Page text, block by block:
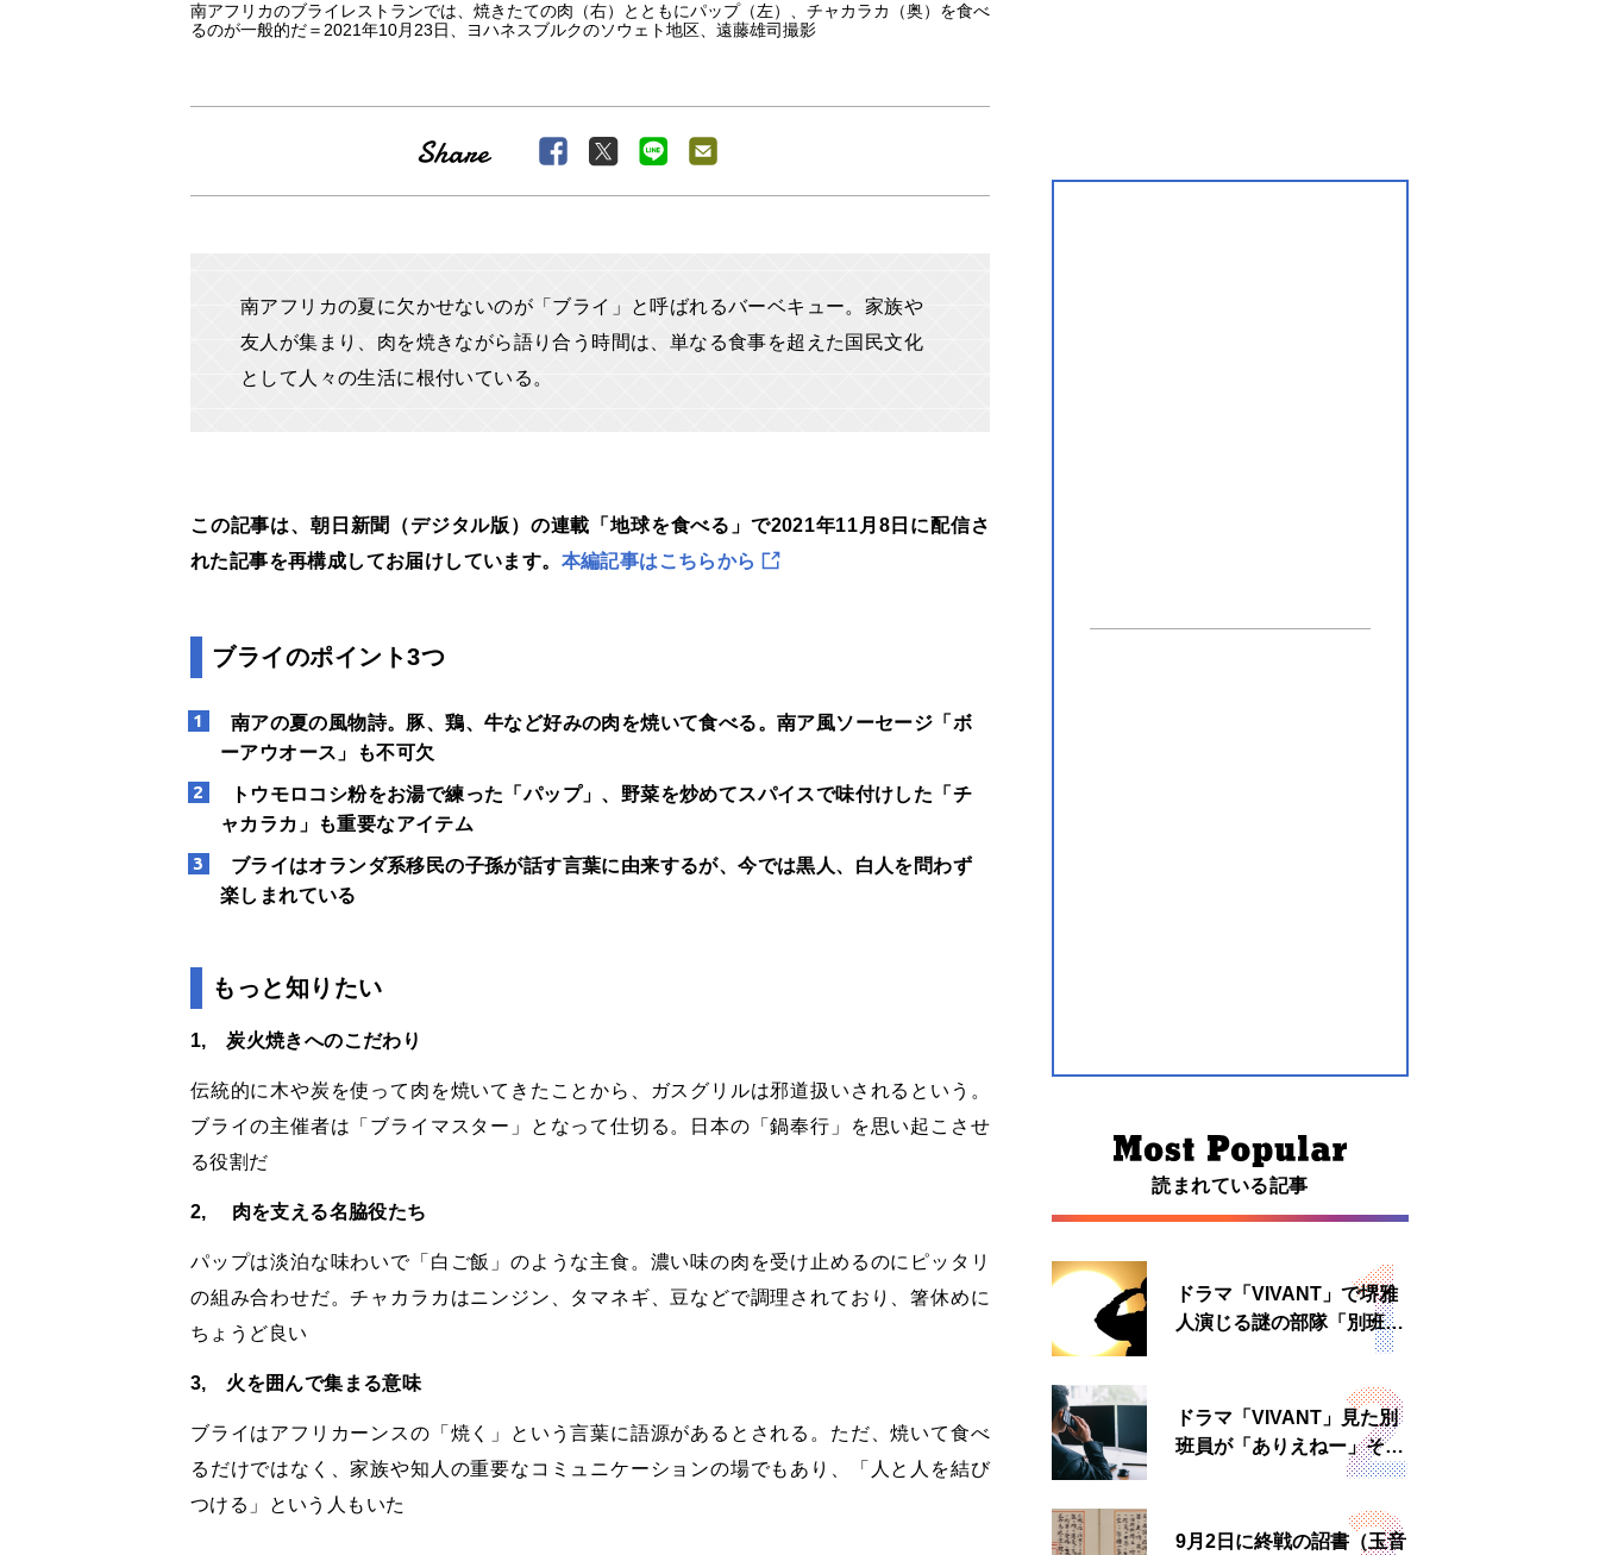
南アフリカのブライレストランでは、焼きたての肉（右）とともにパップ（左）、チャカラカ（奥）を食べ
るのが一般的だ＝2021年10月23日、ヨハネスブルクのソウェト地区、遠藤雄司撮影
南アフリカの夏に欠かせないのが「ブライ」と呼ばれるバーベキュー。家族や
友人が集まり、肉を焼きながら語り合う時間は、単なる食事を超えた国民文化
として人々の生活に根付いている。
この記事は、朝日新聞（デジタル版）の連載「地球を食べる」で2021年11月8日に配信さ
れた記事を再構成してお届けしています。 本編記事はこちらから
ブライのポイント3つ
南アの夏の風物詩。豚、鶏、牛など好みの肉を焼いて食べる。南ア風ソーセージ「ボ
ーアウオース」も不可欠
トウモロコシ粉をお湯で練った「パップ」、野菜を炒めてスパイスで味付けした「チ
ャカラカ」も重要なアイテム
ブライはオランダ系移民の子孫が話す言葉に由来するが、今では黒人、白人を問わず
楽しまれている
もっと知りたい
1, 炭火焼きへのこだわり
伝統的に木や炭を使って肉を焼いてきたことから、ガスグリルは邪道扱いされるという。
ブライの主催者は「ブライマスター」となって仕切る。日本の「鍋奉行」を思い起こさせ
る役割だ
2, 肉を支える名脇役たち
パップは淡泊な味わいで「白ご飯」のような主食。濃い味の肉を受け止めるのにピッタリ
の組み合わせだ。チャカラカはニンジン、タマネギ、豆などで調理されており、箸休めに
ちょうど良い
3, 火を囲んで集まる意味
ブライはアフリカーンスの「焼く」という言葉に語源があるとされる。ただ、焼いて食べ
るだけではなく、家族や知人の重要なコミュニケーションの場でもあり、「人と人を結び
つける」という人もいた
読まれている記事
ドラマ「VIVANT」で堺雅
人演じる謎の部隊「別班」
は実在する？内情知る人物
ドラマ「VIVANT」見た別
班員が「ありえねー」その
理由とは 非公然組織ゆえ
9月2日に終戦の詔書（玉音